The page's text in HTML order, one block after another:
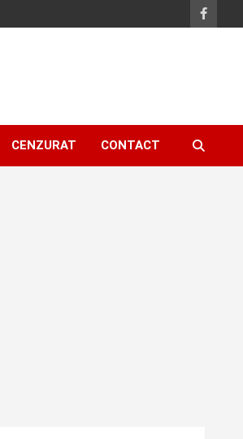
CENZURAT CONTACT